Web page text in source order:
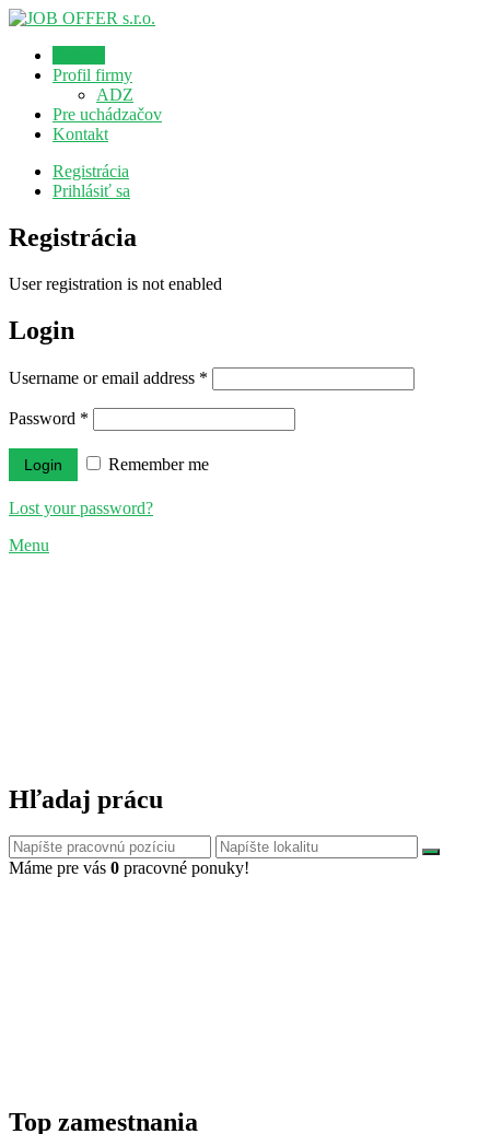
Profil firmy
ADZ
Pre uchádzačov
Kontakt
Registrácia
Prihlásiť sa
Registrácia
User registration is not enabled
Login
Username or email address *
Password *
Remember me
Lost your password?
Menu
Hľadaj prácu
Máme pre vás 0 pracovné ponuky!
Top zamestnania